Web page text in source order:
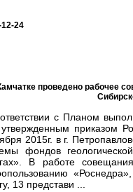
24
проведено рабочее
с Планом
утвержденным приказом
2015г. в г.
фондов
В работе
13 представи ...